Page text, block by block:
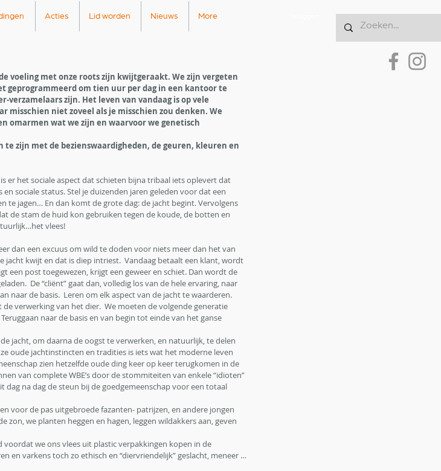
Acties Lid worden Nieuws More
voeling met onze roots zijn kwijtgeraakt. We zijn vergeten
geprogrammeerd om tien uur per dag in een kantoor te
zijn. Het leven van vandaag is op vele
misschien niet zoveel als je misschien zou denken. We
omarmen wat we zijn en waarvoor we genetisch
zijn met de bezienswaardigheden, de geuren, kleuren en
er het sociale aspect dat schieten bijna tribaal iets oplevert dat
sociale status. Stel je duizenden jaren geleden voor dat een
te jagen… En dan komt de grote dag: de jacht begint. Vervolgens
de stam de huid kon gebruiken tegen de koude, de botten en
vlees!
dan een excuus om wild te doden voor niets meer dan het van
jacht kwijt en dat is diep intriest.  Vandaag betaalt een klant, wordt
een post toegewezen, krijgt een geweer en schiet. Dan wordt de
De “cliënt” gaat dan, volledig los van de hele ervaring, naar
naar de basis.  Leren om elk aspect van de jacht te waarderen.
verwerking van het dier.  We moeten de volgende generatie
naar de basis en van begin tot einde van het ganse
jacht, om daarna de oogst te verwerken, en natuurlijk, te delen
oude jachtinstincten en tradities is iets wat het moderne leven
zien hetzelfde oude ding keer op keer terugkomen in de
van complete WBE’s door de stommiteiten van enkele “idioten”
dag na dag de steun bij de goedgemeenschap voor een totaal
voor de pas uitgebroede fazanten- patrijzen, en andere jongen
we planten heggen en hagen, leggen wildakkers aan, geven
we ons vlees uit plastic verpakkingen kopen in de
en varkens toch zo ethisch en “diervriendelijk” geslacht, meneer …